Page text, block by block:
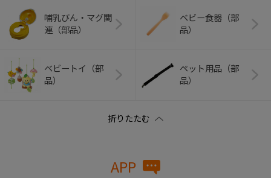
哺乳びん・マグ関
連（部品）
ベビー食器（部
品）
ベビートイ（部
品）
ペット用品（部
品）
APP